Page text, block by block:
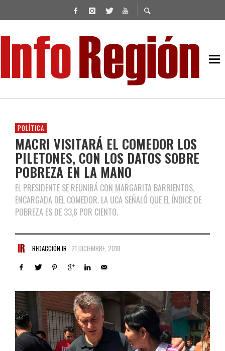
POLÍTICA
MACRI VISITARÁ EL COMEDOR LOS
PILETONES, CON LOS DATOS SOBRE
POBREZA EN LA MANO
EL PRESIDENTE SE REUNIRÁ CON MARGARITA BARRIENTOS,
ENCARGADA DEL COMEDOR. LA UCA SEÑALÓ QUE EL ÍNDICE DE
POBREZA ES DE 33,6 POR CIENTO.
REDACCIÓN IR 21 DICIEMBRE, 2018